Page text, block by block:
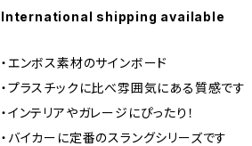
International shipping available
・エンボス素材のサインボード
・プラスチックに比べ雰囲気にある質感です
・インテリアやガレージにぴったり！
・バイカーに定番のスラングシリーズです